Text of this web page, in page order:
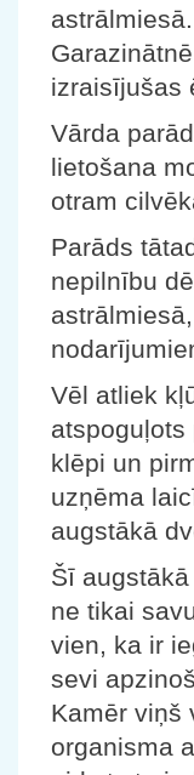
astrālmiesā.
izraisījušas
Vārda
lietošana
otram
Parāds
nepilnību
Vēl atliek
klēpi un
uzņēma
augstākā
Šī
ne tikai
vien, ka ir
sevi
Kamēr viņš
organisma